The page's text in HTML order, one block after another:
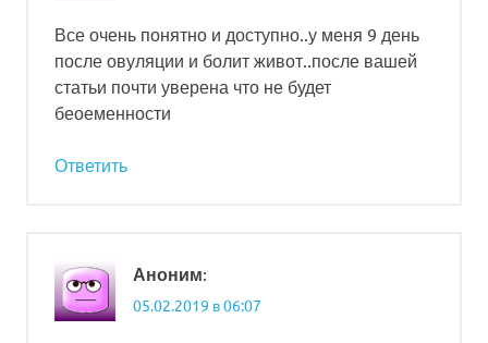
Все очень понятно и доступно..у меня 9 день
после овуляции и болит живот..после вашей
статьи почти уверена что не будет
беоеменности
Ответить
Аноним:
05.02.2019 в 06:07